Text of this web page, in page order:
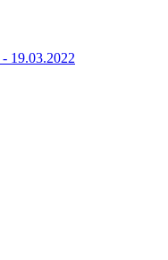
19.03.2022